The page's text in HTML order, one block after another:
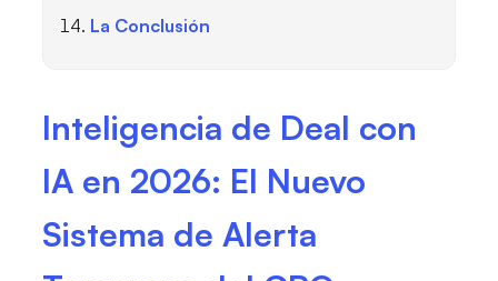
La Conclusión
Inteligencia de Deal con
IA en 2026: El Nuevo
Sistema de Alerta